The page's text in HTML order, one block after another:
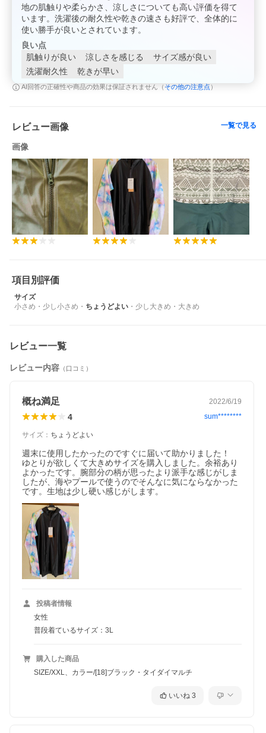
地の肌触りや柔らかさ、涼しさについても高い評価を得て
います。洗濯後の耐久性や乾きの速さも好評で、全体的に
使い勝手が良いとされています。
良い点
肌触りが良い
涼しさを感じる
サイズ感が良い
洗濯耐久性
乾きが早い
AI回答の正確性や商品の効果は保証されません（ その他の注意点 ）
レビュー画像 一覧で見る
画像
項目別評価
サイズ
小さめ ・ 少し小さめ ・ ちょうどよい ・ 少し大きめ ・ 大きめ
レビュー一覧
レビュー内容 （口コミ）
概ね満足 2022/6/19
4 sum********
サイズ ： ちょうどよい
週末に使用したかったのですぐに届いて助かりました！
ゆとりが欲しくて大きめサイズを購入しました。余裕あり
よかったです。腕部分の柄が思ったより派手な感じがしま
したが、海やプールで使うのでそんなに気にならなかった
です。生地は少し硬い感じがします。
投稿者情報
女性
普段着ているサイズ：3L
購入した商品
SIZE/XXL、カラー/[18]ブラック・タイダイマルチ
いいね 3